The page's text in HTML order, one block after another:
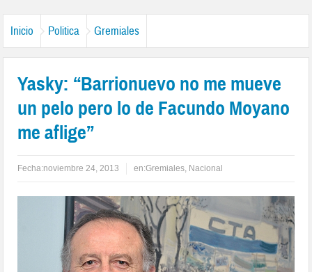
Inicio Politica Gremiales
Yasky: “Barrionuevo no me mueve
un pelo pero lo de Facundo Moyano
me aflige”
Fecha:noviembre 24, 2013 en:Gremiales, Nacional